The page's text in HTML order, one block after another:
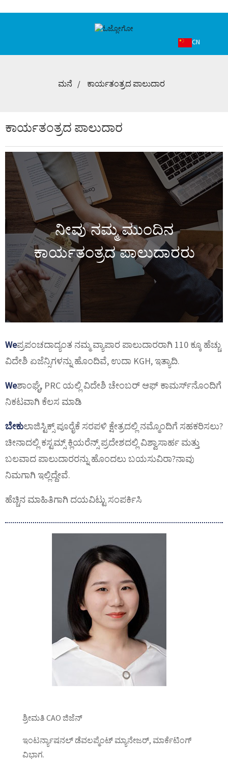
CN
ಮನೆ ಕಾರ್ಯತಂತ್ರದ ಪಾಲುದಾರ
ಕಾರ್ಯತಂತ್ರದ ಪಾಲುದಾರ
ನೀವು ನಮ್ಮ ಮುಂದಿನ
ಕಾರ್ಯತಂತ್ರದ ಪಾಲುದಾರರು
Weಪ್ರಪಂಚದಾದ್ಯಂತ ನಮ್ಮ ವ್ಯಾಪಾರ ಪಾಲುದಾರರಾಗಿ 110 ಕ್ಕೂ ಹೆಚ್ಚು
ವಿದೇಶಿ ಏಜೆನ್ಸಿಗಳನ್ನು ಹೊಂದಿವೆ, ಉದಾ KGH, ಇತ್ಯಾದಿ.
Weಶಾಂಘೈ, PRC ಯಲ್ಲಿ ವಿದೇಶಿ ಚೇಂಬರ್ ಆಫ್ ಕಾಮರ್ಸ್‌ನೊಂದಿಗೆ
ನಿಕಟವಾಗಿ ಕೆಲಸ ಮಾಡಿ
ಬೇಕುಲಾಜಿಸ್ಟಿಕ್ಸ್ ಪೂರೈಕೆ ಸರಪಳಿ ಕ್ಷೇತ್ರದಲ್ಲಿ ನಮ್ಮೊಂದಿಗೆ ಸಹಕರಿಸಲು?
ಚೀನಾದಲ್ಲಿ ಕಸ್ಟಮ್ಸ್ ಕ್ಲಿಯರೆನ್ಸ್ ಪ್ರದೇಶದಲ್ಲಿ ವಿಶ್ವಾಸಾರ್ಹ ಮತ್ತು
ಬಲವಾದ ಪಾಲುದಾರರನ್ನು ಹೊಂದಲು ಬಯಸುವಿರಾ?ನಾವು
ನಿಮಗಾಗಿ ಇಲ್ಲಿದ್ದೇವೆ.
ಹೆಚ್ಚಿನ ಮಾಹಿತಿಗಾಗಿ ದಯವಿಟ್ಟು ಸಂಪರ್ಕಿಸಿ
ಶ್ರೀಮತಿ CAO ಜಿಜೆನ್
ಇಂಟರ್ನ್ಯಾಷನಲ್ ಡೆವಲಪ್ಮೆಂಟ್ ಮ್ಯಾನೇಜರ್, ಮಾರ್ಕೆಟಿಂಗ್
ವಿಭಾಗ.